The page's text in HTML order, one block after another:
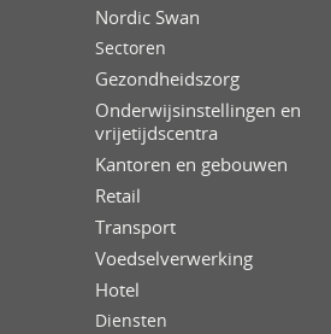
Nordic Swan
Sectoren
Gezondheidszorg
Onderwijsinstellingen en
vrijetijdscentra
Kantoren en gebouwen
Retail
Transport
Voedselverwerking
Hotel
Diensten